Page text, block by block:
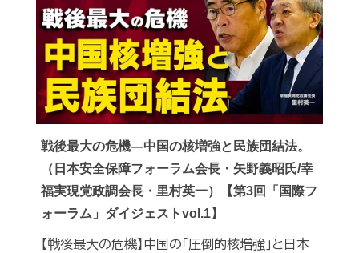
戦後最大の危機―中国の核増強と民族団結法。
（日本安全保障フォーラム会長・矢野義昭氏/幸
福実現党政調会長・里村英一）【第3回「国際フ
ォーラム」ダイジェストvol.1】
【戦後最大の危機】中国の｢圧倒的核増強｣と日本